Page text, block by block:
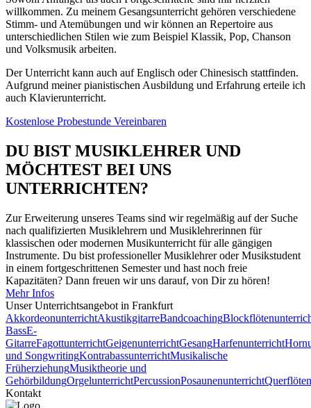
willkommen. Zu meinem Gesangsunterricht gehören verschiedene
Stimm- und Atemübungen und wir können an Repertoire aus
unterschiedlichen Stilen wie zum Beispiel Klassik, Pop, Chanson
und Volksmusik arbeiten.
Der Unterricht kann auch auf Englisch oder Chinesisch stattfinden.
Aufgrund meiner pianistischen Ausbildung und Erfahrung erteile ich
auch Klavierunterricht.
Kostenlose Probestunde Vereinbaren
DU BIST MUSIKLEHRER UND
MÖCHTEST BEI UNS
UNTERRICHTEN?
Zur Erweiterung unseres Teams sind wir regelmäßig auf der Suche
nach qualifizierten Musiklehrern und Musiklehrerinnen für
klassischen oder modernen Musikunterricht für alle gängigen
Instrumente. Du bist professioneller Musiklehrer oder Musikstudent
in einem fortgeschrittenen Semester und hast noch freie
Kapazitäten? Dann freuen wir uns darauf, von Dir zu hören!
Mehr Infos
Unser Unterrichts­angebot in Frankfurt
AkkordeonunterrichtAkustikgitarreBandcoaching
BassE-
GitarreFagottunterrichtGeigenunterrichtGesangHarfenunterricht
und SongwritingKontrabassunterrichtMusikalische
FrüherziehungMusiktheorie und
GehörbildungOrgelunterrichtPercussionPosaunenunterricht
Kontakt